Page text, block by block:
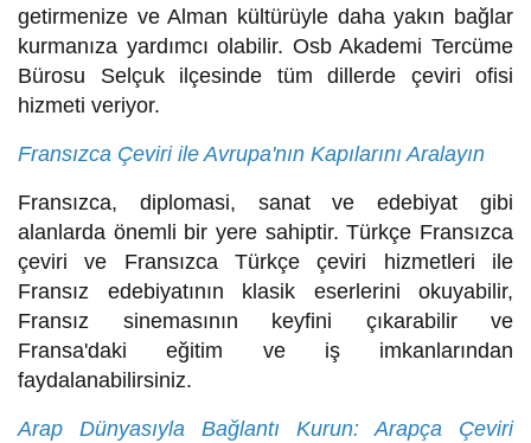
getirmenize ve Alman kültürüyle daha yakın bağlar
kurmanıza yardımcı olabilir. Osb Akademi Tercüme
Bürosu Selçuk ilçesinde tüm dillerde çeviri ofisi
hizmeti veriyor.
Fransızca Çeviri ile Avrupa'nın Kapılarını Aralayın
Fransızca, diplomasi, sanat ve edebiyat gibi
alanlarda önemli bir yere sahiptir. Türkçe Fransızca
çeviri ve Fransızca Türkçe çeviri hizmetleri ile
Fransız edebiyatının klasik eserlerini okuyabilir,
Fransız sinemasının keyfini çıkarabilir ve
Fransa'daki eğitim ve iş imkanlarından
faydalanabilirsiniz.
Arap Dünyasıyla Bağlantı Kurun: Arapça Çeviri